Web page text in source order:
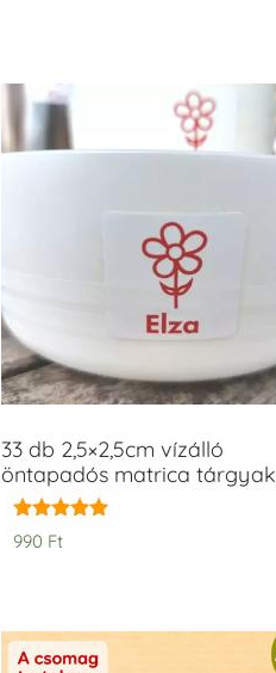
33 db 2,5×2,5cm vízálló
öntapadós matrica
Értékelés:
5.00
990 Ft